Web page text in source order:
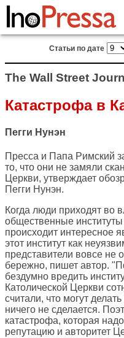
Статьи по дате
The Wall Street
Катастрофа в
Пегги Нунэн
Пресса и Папа Римский
то, что они не замяли
Церкви, утверждает
Пегги Нунэн.
Когда люди приходят во
общественные институты
происходит интересное
этот институт как
представители вовсе не
бережно, пишет автор.
бездумно вредить
Католической Церкви
считали, что могут
ничего не сделается.
катастрофа, которая
репутацию и авторитет